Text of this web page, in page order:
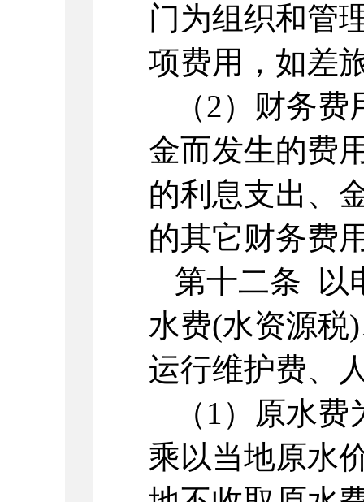
门为组织和管
项费用，如差
（2）财务
金而发生的费
的利息支出、
的其它财务费
第十二条 以
水费(水资源税
运行维护费、
（1）原水
乘以当地原水